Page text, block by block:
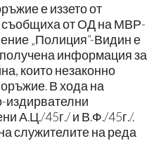
е иззето от
съобщиха от ОД на МВР-
„Полиция”-Видин е
информация за
които незаконно
В хода на
издирвателни
А.Ц./45г./ и В.Ф./45г./.
служителите на реда